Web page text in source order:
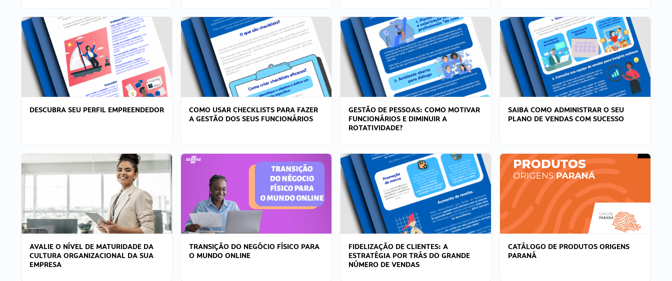
DESCUBRA SEU PERFIL EMPREENDEDOR
COMO USAR CHECKLISTS PARA FAZER
A GESTÃO DOS SEUS FUNCIONÁRIOS
GESTÃO DE PESSOAS: COMO MOTIVAR
FUNCIONÁRIOS E DIMINUIR A
ROTATIVIDADE?
SAIBA COMO ADMINISTRAR O SEU
PLANO DE VENDAS COM SUCESSO
AVALIE O NÍVEL DE MATURIDADE DA
CULTURA ORGANIZACIONAL DA SUA
EMPRESA
TRANSIÇÃO DO NEGÓCIO FÍSICO PARA
O MUNDO ONLINE
FIDELIZAÇÃO DE CLIENTES: A
ESTRATÉGIA POR TRÁS DO GRANDE
NÚMERO DE VENDAS
CATÁLOGO DE PRODUTOS ORIGENS
PARANÁ